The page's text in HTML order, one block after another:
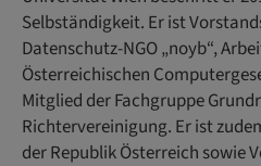
Selbständigkeit. Er ist
Datenschutz-NGO „noyb“,
Österreichischen
Mitglied der Fachgruppe
Richtervereinigung. Er ist
der Republik Österreich sowie